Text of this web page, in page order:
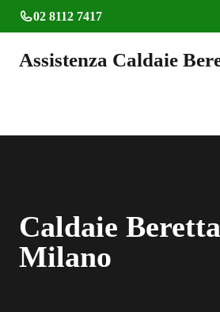
al
02 8112 7417
Assistenza Caldaie
Caldaie
Milano